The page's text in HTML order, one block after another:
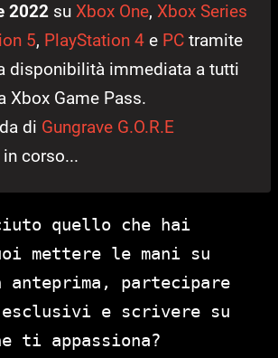
2022 su Xbox One, Xbox Series
5, PlayStation 4 e PC tramite
disponibilità immediata a tutti
Xbox Game Pass.
di Gungrave G.O.R.E
corso...
quello che hai
mettere le mani su
partecipare
e scrivere su
ti appassiona?